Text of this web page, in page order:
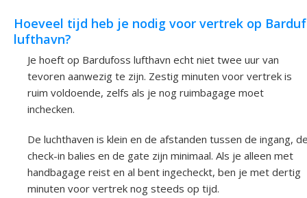
Hoeveel tijd heb je nodig voor vertrek op
lufthavn?
Je hoeft op Bardufoss lufthavn echt niet twee uur van
tevoren aanwezig te zijn. Zestig minuten voor vertrek is
ruim voldoende, zelfs als je nog ruimbagage moet
inchecken.
De luchthaven is klein en de afstanden tussen de ingang,
check-in balies en de gate zijn minimaal. Als je alleen met
handbagage reist en al bent ingecheckt, ben je met dertig
minuten voor vertrek nog steeds op tijd.